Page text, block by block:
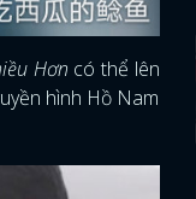
Hơn có thể lên
hình Hồ Nam